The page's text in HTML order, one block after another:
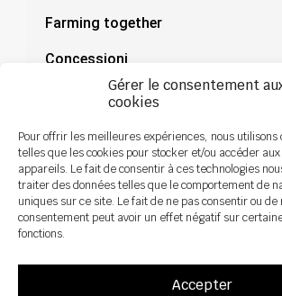
Gérer le consentement
cookies
Pour offrir les meilleures expériences, nous utilisons
telles que les cookies pour stocker et/ou accéder
appareils. Le fait de consentir à ces technologies
traiter des données telles que le comportement de
uniques sur ce site. Le fait de ne pas consentir ou de
consentement peut avoir un effet négatif sur
fonctions.
Accepter
Farming together
Concessioni
Documentazione
Notizie